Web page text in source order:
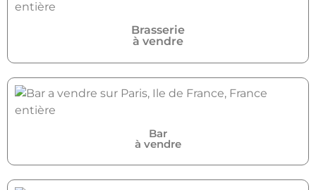
Brasserie
à vendre
Bar
à vendre